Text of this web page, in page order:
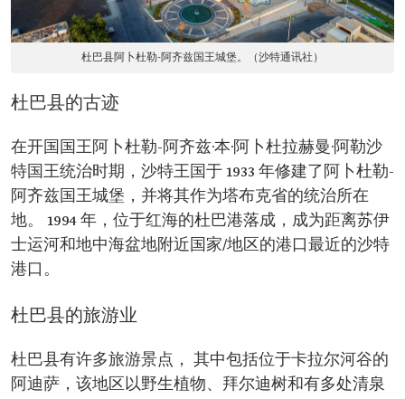
杜巴县阿卜杜勒-阿齐兹国王城堡。（沙特通讯社）
杜巴县的古迹
在开国国王阿卜杜勒-阿齐兹·本·阿卜杜拉赫曼·阿勒沙
特国王统治时期，沙特王国于 1933 年修建了阿卜杜勒-
阿齐兹国王城堡，并将其作为塔布克省的统治所在
地。 1994 年，位于红海的杜巴港落成，成为距离苏伊
士运河和地中海盆地附近国家/地区的港口最近的沙特
港口。
杜巴县的旅游业
杜巴县有许多旅游景点， 其中包括位于卡拉尔河谷的
阿迪萨，该地区以野生植物、拜尔迪树和有多处清泉